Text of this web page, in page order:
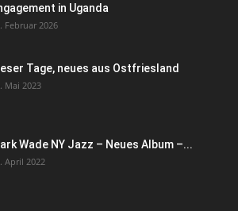
in Uganda
Februar 2026
Tage, neues aus Ostfriesland
Mai 2023
Wade NY Jazz – Neues Album –...
April 2022